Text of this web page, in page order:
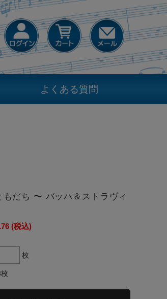
よくある質問
だち 〜 バッハ＆ストラヴィ
(税込)
枚